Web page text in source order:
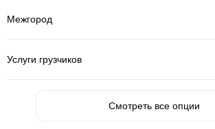
Межгород
Услуги грузчиков
Смотреть все опции